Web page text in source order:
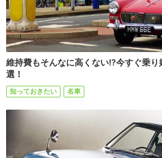
維持費もそんなに高くない!?今すぐ乗
選！
知っておきたい 名車